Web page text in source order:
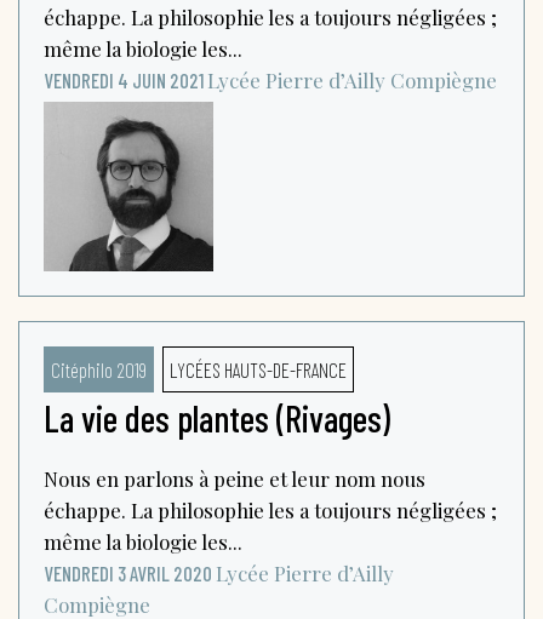
échappe. La philosophie les a toujours négligées ;
même la biologie les...
VENDREDI 4 JUIN 2021 Lycée Pierre d’Ailly Compiègne
Citéphilo 2019 LYCÉES HAUTS-DE-FRANCE
La vie des plantes (Rivages)
Nous en parlons à peine et leur nom nous
échappe. La philosophie les a toujours négligées ;
même la biologie les...
VENDREDI 3 AVRIL 2020 Lycée Pierre d’Ailly
Compiègne